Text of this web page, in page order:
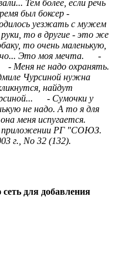
Тем более, если речь
был боксер -
уезжать с мужем
то в другие - это же
то очень маленькую,
Это моя мечта. -
Меня не надо охранять.
Чурсиной нужна
найдут
- Сумочки у
не надо. А то я для
меня испугается.
приложении РГ "СОЮЗ.
г., No 32 (132).
для добавления